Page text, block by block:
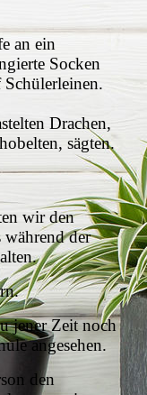
an ein
Socken
Drachen,
sägten.
wir den
während der
jener Zeit noch
angesehen.
den